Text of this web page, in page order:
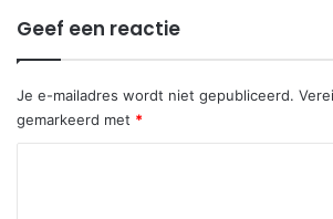
Geef een reactie
Je e-mailadres wordt niet gepubliceerd.
gemarkeerd met *